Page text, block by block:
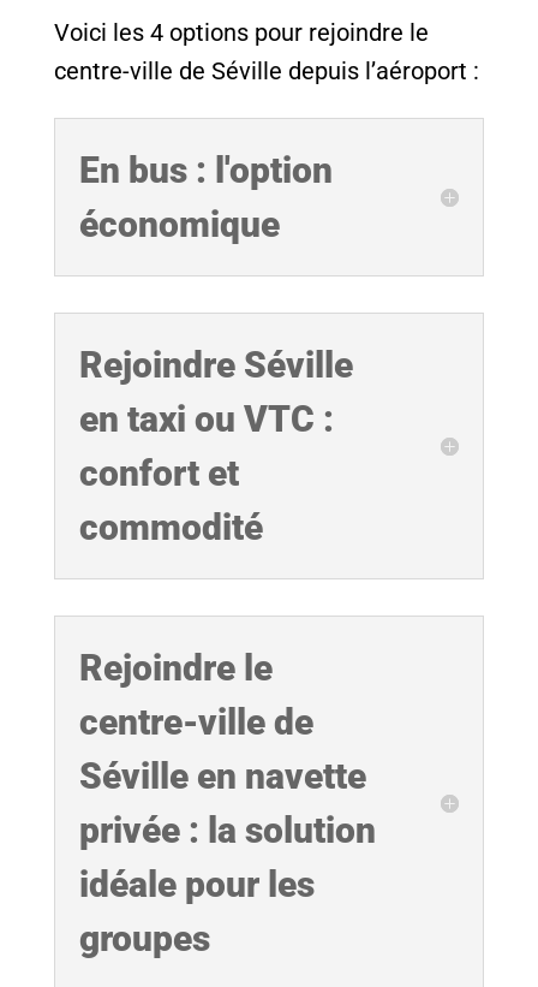
Voici les 4 options pour rejoindre le
centre-ville de Séville depuis l’aéroport :
En bus : l'option
économique
Rejoindre Séville
en taxi ou VTC :
confort et
commodité
Rejoindre le
centre-ville de
Séville en navette
privée : la solution
idéale pour les
groupes